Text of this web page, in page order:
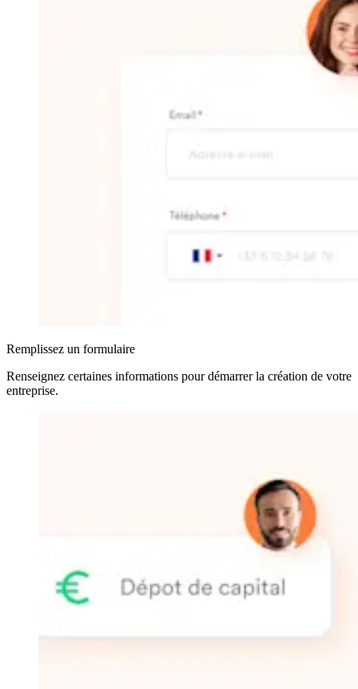
Remplissez un formulaire
Renseignez certaines informations pour démarrer la création de votre
entreprise.